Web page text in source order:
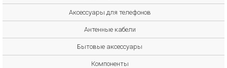
Аксессуары для телефонов
Антенные кабели
Бытовые аксессуары
Компоненты